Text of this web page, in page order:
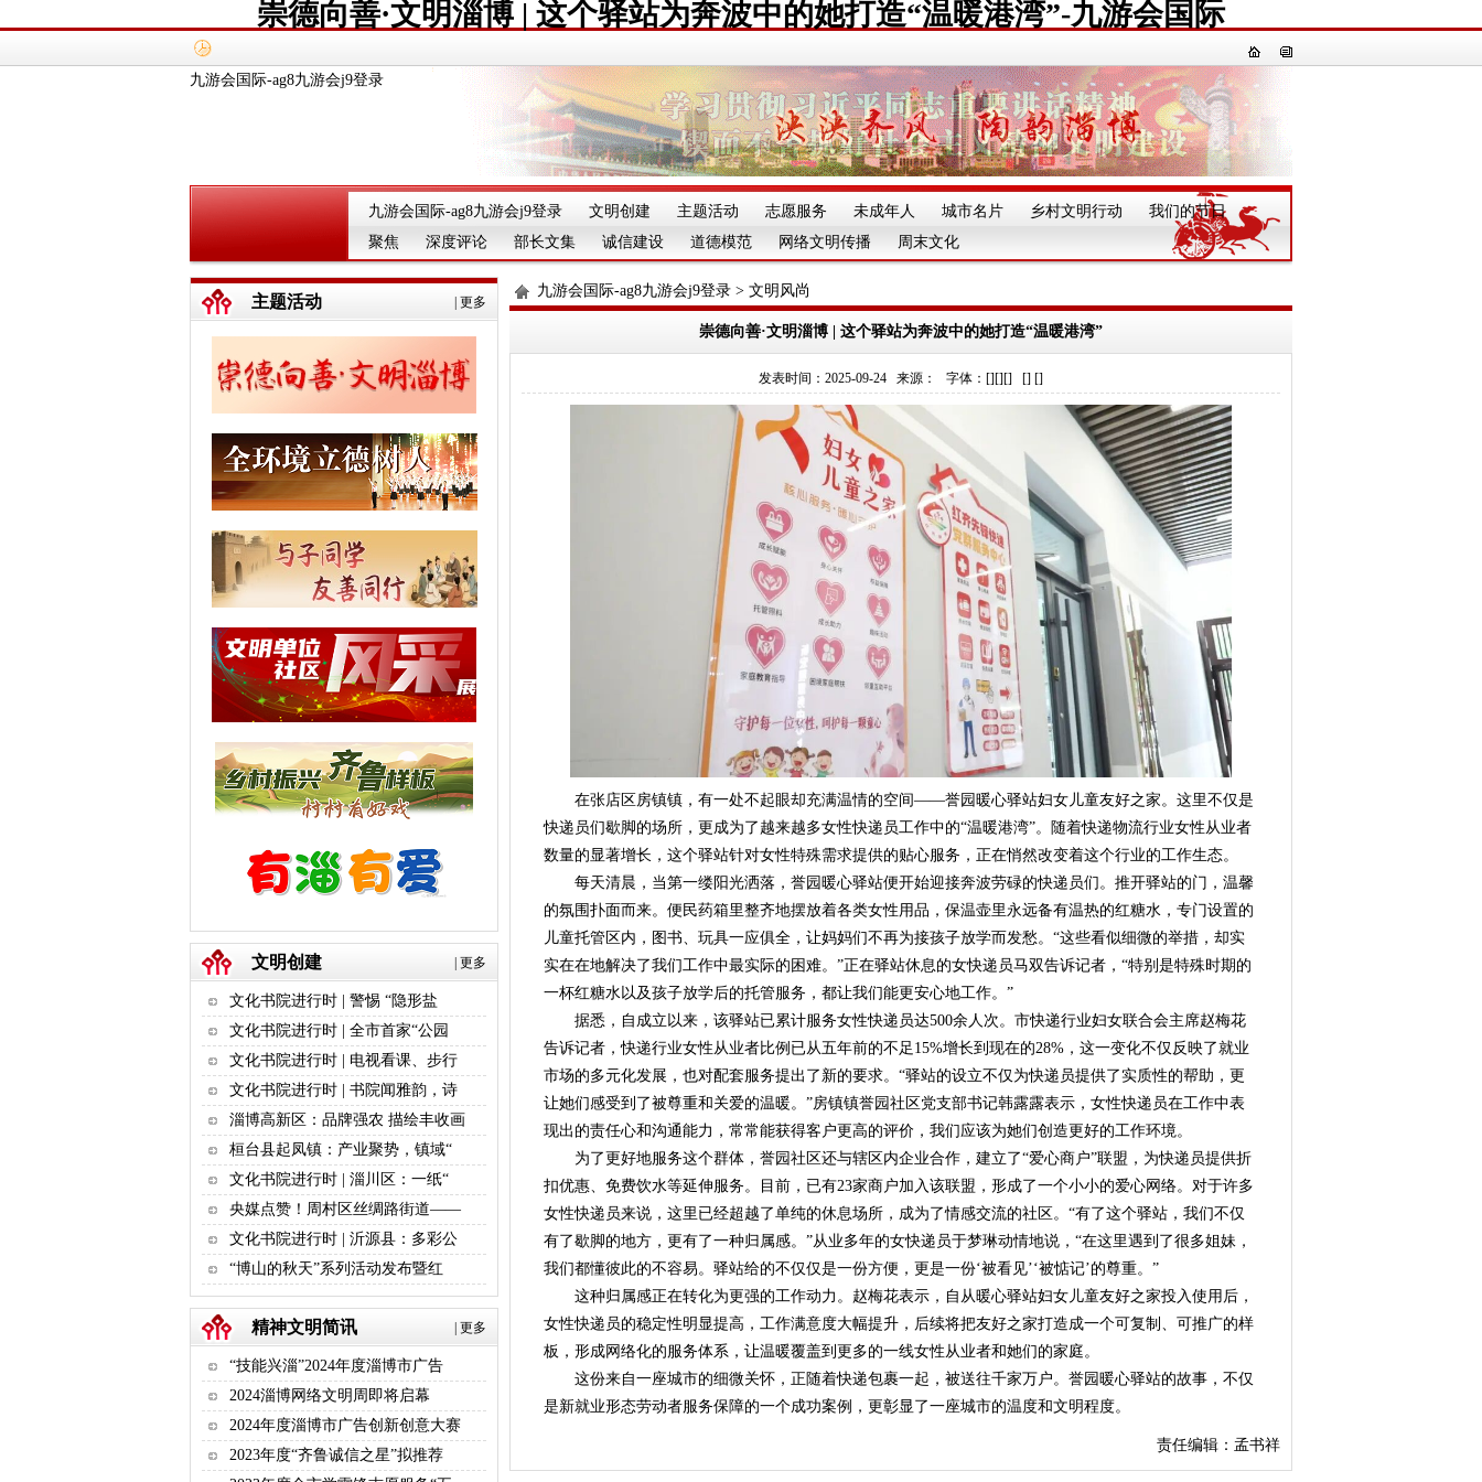
崇德向善·文明淄博 | 这个驿站为奔波中的她打造“温暖港湾”-九游会国际
九游会国际-ag8九游会j9登录
九游会国际-ag8九游会j9登录 文明创建 主题活动 志愿服务 未成年人 城市名片 乡村文明行动 我们的节日 一
聚焦
深度评论 部长文集 诚信建设 道德模范 网络文明传播 周末文化
更多
主题活动
更多
文明创建
文化书院进行时 | 警惕 “隐形盐
文化书院进行时 | 全市首家“公园
文化书院进行时 | 电视看课、步行
文化书院进行时 | 书院闻雅韵，诗
淄博高新区：品牌强农 描绘丰收画
桓台县起凤镇：产业聚势，镇域“
文化书院进行时 | 淄川区：一纸“
央媒点赞！周村区丝绸路街道——
文化书院进行时 | 沂源县：多彩公
“博山的秋天”系列活动发布暨红
更多
精神文明简讯
“技能兴淄”2024年度淄博市广告
2024淄博网络文明周即将启幕
2024年度淄博市广告创新创意大赛
2023年度“齐鲁诚信之星”拟推荐
九游会国际-ag8九游会j9登录 > 文明风尚
崇德向善·文明淄博 | 这个驿站为奔波中的她打造“温暖港湾”
发表时间：2025-09-24 来源： 字体：[][][] [] []
在张店区房镇镇，有一处不起眼却充满温情的空间——誉园暖心驿站妇女儿童友好之家。这里不仅是
快递员们歇脚的场所，更成为了越来越多女性快递员工作中的“温暖港湾”。随着快递物流行业女性从业者
数量的显著增长，这个驿站针对女性特殊需求提供的贴心服务，正在悄然改变着这个行业的工作生态。
每天清晨，当第一缕阳光洒落，誉园暖心驿站便开始迎接奔波劳碌的快递员们。推开驿站的门，温馨
的氛围扑面而来。便民药箱里整齐地摆放着各类女性用品，保温壶里永远备有温热的红糖水，专门设置的
儿童托管区内，图书、玩具一应俱全，让妈妈们不再为接孩子放学而发愁。“这些看似细微的举措，却实
实在在地解决了我们工作中最实际的困难。”正在驿站休息的女快递员马双告诉记者，“特别是特殊时期的
一杯红糖水以及孩子放学后的托管服务，都让我们能更安心地工作。”
据悉，自成立以来，该驿站已累计服务女性快递员达500余人次。市快递行业妇女联合会主席赵梅花
告诉记者，快递行业女性从业者比例已从五年前的不足15%增长到现在的28%，这一变化不仅反映了就业
市场的多元化发展，也对配套服务提出了新的要求。“驿站的设立不仅为快递员提供了实质性的帮助，更
让她们感受到了被尊重和关爱的温暖。”房镇镇誉园社区党支部书记韩露露表示，女性快递员在工作中表
现出的责任心和沟通能力，常常能获得客户更高的评价，我们应该为她们创造更好的工作环境。
为了更好地服务这个群体，誉园社区还与辖区内企业合作，建立了“爱心商户”联盟，为快递员提供折
扣优惠、免费饮水等延伸服务。目前，已有23家商户加入该联盟，形成了一个小小的爱心网络。对于许多
女性快递员来说，这里已经超越了单纯的休息场所，成为了情感交流的社区。“有了这个驿站，我们不仅
有了歇脚的地方，更有了一种归属感。”从业多年的女快递员于梦琳动情地说，“在这里遇到了很多姐妹，
我们都懂彼此的不容易。驿站给的不仅仅是一份方便，更是一份‘被看见’‘被惦记’的尊重。”
这种归属感正在转化为更强的工作动力。赵梅花表示，自从暖心驿站妇女儿童友好之家投入使用后，
女性快递员的稳定性明显提高，工作满意度大幅提升，后续将把友好之家打造成一个可复制、可推广的样
板，形成网络化的服务体系，让温暖覆盖到更多的一线女性从业者和她们的家庭。
这份来自一座城市的细微关怀，正随着快递包裹一起，被送往千家万户。誉园暖心驿站的故事，不仅
是新就业形态劳动者服务保障的一个成功案例，更彰显了一座城市的温度和文明程度。
责任编辑：孟书祥